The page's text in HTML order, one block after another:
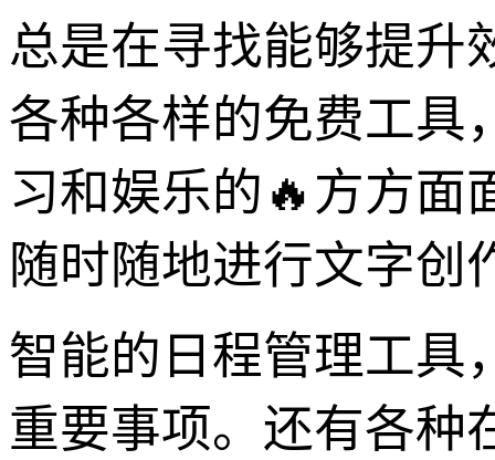
总是在寻找能够提升
各种各样的免费工具
习和娱乐的🔥方方面
随时随地进行文字创
智能的日程管理工具
重要事项。还有各种